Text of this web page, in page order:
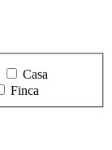
Finca